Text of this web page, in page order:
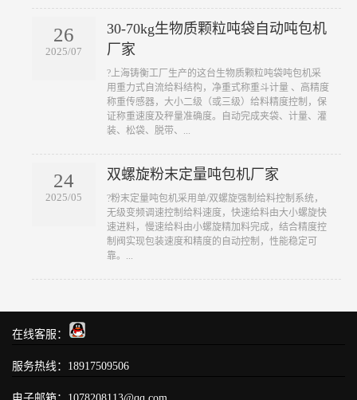
26
2025/07
30-70kg生物质颗粒吨袋自动吨包机
厂家
?上海铸衡工厂生产的这台生物质颗粒吨袋吨包机采
用重力式自流给料结构，净重式称重斗计量 、高精度
称重传感器，大小二级（或三级）给料精度控制，保
证称重速度及秤量准确度。自动完成夹袋、计量、灌
装、松袋、脱带、...
24
2025/05
双螺旋粉末定量吨包机厂家
?粉末定量吨包机采用单/双螺旋强制给料控制系统，
无级变频调速控制给料速度，快速给料由大小螺旋快
速进料，慢速给料由小螺旋精加料完成，结合精度控
制阀实现包装速度和精度的自动控制，性能稳定可
靠。...
在线客服：
服务热线：18917509506